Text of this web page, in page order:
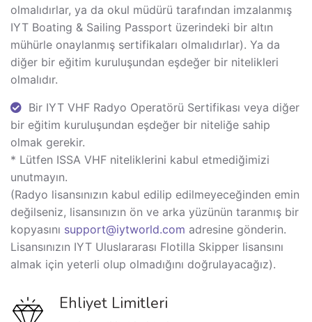
olmalıdırlar, ya da okul müdürü tarafından imzalanmış
IYT Boating & Sailing Passport üzerindeki bir altın
mühürle onaylanmış sertifikaları olmalıdırlar). Ya da
diğer bir eğitim kuruluşundan eşdeğer bir nitelikleri
olmalıdır.
Bir IYT VHF Radyo Operatörü Sertifikası veya diğer
bir eğitim kuruluşundan eşdeğer bir niteliğe sahip
olmak gerekir.
* Lütfen ISSA VHF niteliklerini kabul etmediğimizi
unutmayın.
(Radyo lisansınızın kabul edilip edilmeyeceğinden emin
değilseniz, lisansınızın ön ve arka yüzünün taranmış bir
kopyasını support@iytworld.com adresine gönderin.
Lisansınızın IYT Uluslararası Flotilla Skipper lisansını
almak için yeterli olup olmadığını doğrulayacağız).
Ehliyet Limitleri